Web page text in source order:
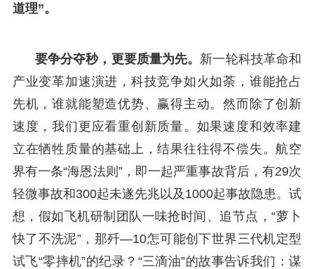
道理”。
要争分夺秒，更要质量为先。 新一轮科技革命和
产业变革加速演进，科技竞争如火如荼，谁能抢占
先机，谁就能塑造优势、赢得主动。然而除了创新
速度，我们更应看重创新质量。如果速度和效率建
立在牺牲质量的基础上，结果往往得不偿失。航空
界有一条“海恩法则”，即一起严重事故背后，有29次
轻微事故和300起未遂先兆以及1000起事故隐患。试
想，假如飞机研制团队一味抢时间、追节点，“萝卜
快了不洗泥”，那歼—10怎可能创下世界三代机定型
试飞“零摔机”的纪录？“三滴油”的故事告诉我们：谋